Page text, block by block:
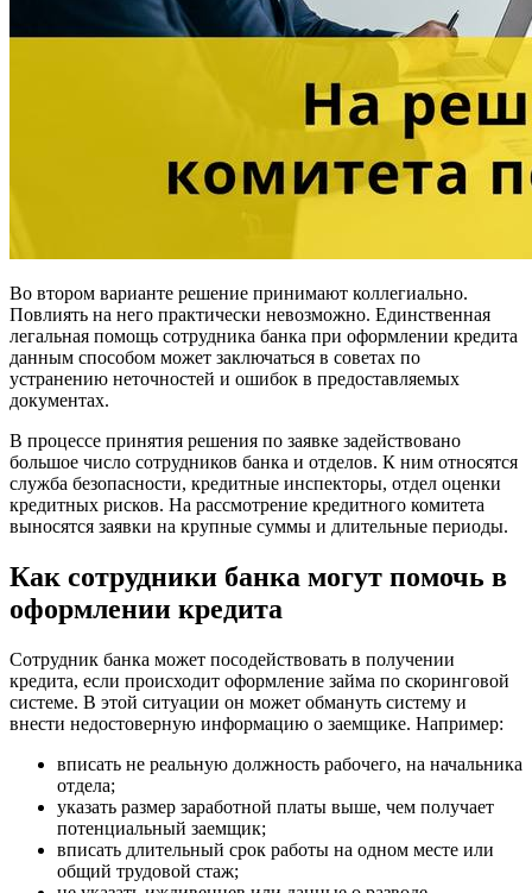
Во втором варианте решение принимают коллегиально.
Повлиять на него практически невозможно. Единственная
легальная помощь сотрудника банка при оформлении кредита
данным способом может заключаться в советах по
устранению неточностей и ошибок в предоставляемых
документах.
В процессе принятия решения по заявке задействовано
большое число сотрудников банка и отделов. К ним относятся
служба безопасности, кредитные инспекторы, отдел оценки
кредитных рисков. На рассмотрение кредитного комитета
выносятся заявки на крупные суммы и длительные периоды.
Как сотрудники банка могут помочь в
оформлении кредита
Сотрудник банка может посодействовать в получении
кредита, если происходит оформление займа по скоринговой
системе. В этой ситуации он может обмануть систему и
внести недостоверную информацию о заемщике. Например:
вписать не реальную должность рабочего, на начальника
отдела;
указать размер заработной платы выше, чем получает
потенциальный заемщик;
вписать длительный срок работы на одном месте или
общий трудовой стаж;